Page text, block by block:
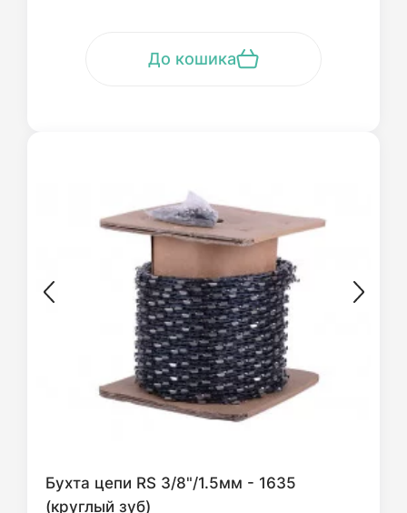
До кошика
Бухта цепи RS 3/8"/1.5мм - 1635
(круглый зуб)